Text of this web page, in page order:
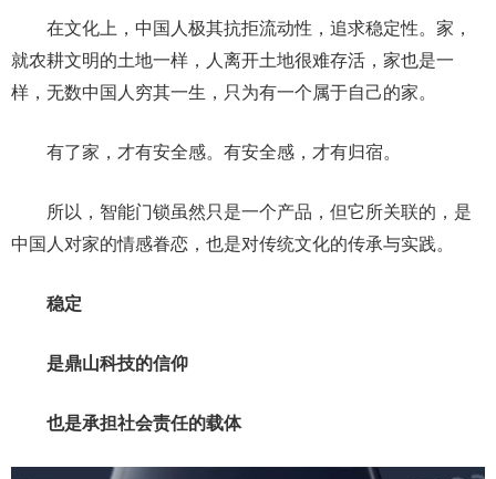
在文化上，中国人极其抗拒流动性，追求稳定性。家，
就农耕文明的土地一样，人离开土地很难存活，家也是一
样，无数中国人穷其一生，只为有一个属于自己的家。
有了家，才有安全感。有安全感，才有归宿。
所以，智能门锁虽然只是一个产品，但它所关联的，是
中国人对家的情感眷恋，也是对传统文化的传承与实践。
稳定
是鼎山科技的信仰
也是承担社会责任的载体